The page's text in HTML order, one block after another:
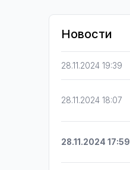
Новости
28.11.2024 19:39
28.11.2024 18:07
28.11.2024 17:59